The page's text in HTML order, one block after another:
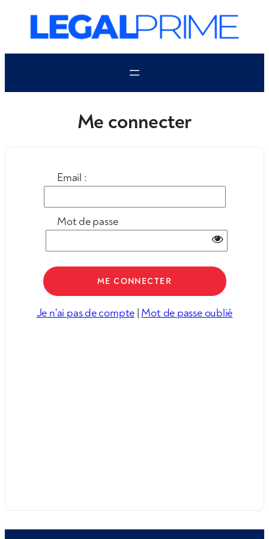
contenu
Me connecter
Email :
Mot de passe
Je n'ai pas de compte | Mot de passe oublié